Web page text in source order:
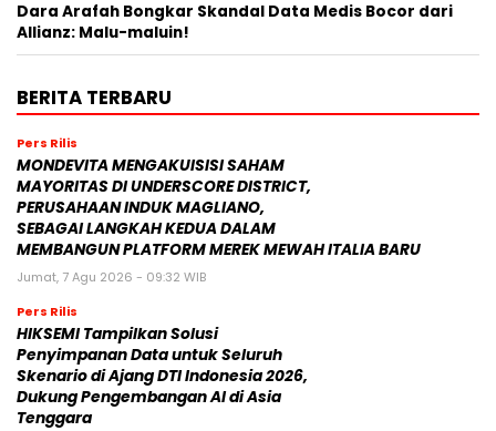
Dara Arafah Bongkar Skandal Data Medis Bocor dari
Allianz: Malu-maluin!
BERITA TERBARU
Pers Rilis
MONDEVITA MENGAKUISISI SAHAM
MAYORITAS DI UNDERSCORE DISTRICT,
PERUSAHAAN INDUK MAGLIANO,
SEBAGAI LANGKAH KEDUA DALAM
MEMBANGUN PLATFORM MEREK MEWAH ITALIA BARU
Jumat, 7 Agu 2026 - 09:32 WIB
Pers Rilis
HIKSEMI Tampilkan Solusi
Penyimpanan Data untuk Seluruh
Skenario di Ajang DTI Indonesia 2026,
Dukung Pengembangan AI di Asia
Tenggara